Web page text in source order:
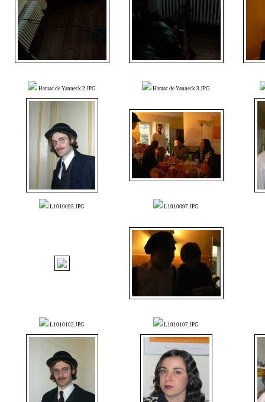
Hamac de Yanneck 2.JPG Hamac de Yanneck 3.JPG
L1010095.JPG L1010097.JPG
L1010102.JPG L1010107.JPG